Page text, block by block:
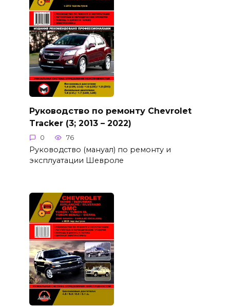
Руководство по ремонту Chevrolet
Tracker (3; 2013 – 2022)
0 76
Руководство (мануал) по ремонту и
эксплуатации Шевроле